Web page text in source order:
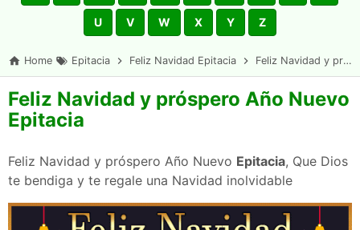
U V W X Y Z
Home Epitacia Feliz Navidad Epitacia Feliz Navidad y próspero Año Nuevo Epitacia
Feliz Navidad y próspero Año Nuevo
Epitacia
Feliz Navidad y próspero Año Nuevo Epitacia, Que Dios
te bendiga y te regale una Navidad inolvidable